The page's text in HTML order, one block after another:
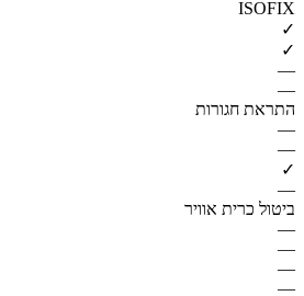
ISOFIX
✓
✓
—
—
התראת חגורות
—
—
✓
—
ביטול כרית אוויר
—
—
—
—